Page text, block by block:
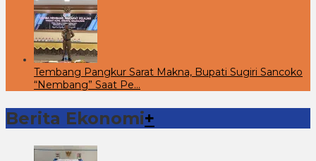
Tembang Pangkur Sarat Makna, Bupati Sugiri Sancoko
“Nembang” Saat Pe…
Berita Ekonomi+